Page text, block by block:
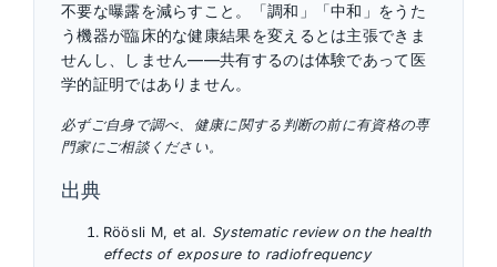
不要な曝露を減らすこと。「調和」「中和」をうた
う機器が臨床的な健康結果を変えるとは主張できま
せんし、しません——共有するのは体験であって医
学的証明ではありません。
必ずご自身で調べ、健康に関する判断の前に有資格の専
門家にご相談ください。
出典
Röösli M, et al. Systematic review on the health
effects of exposure to radiofrequency